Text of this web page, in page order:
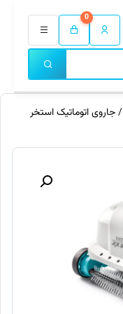
0
/ جاروی اتوماتیک استخر